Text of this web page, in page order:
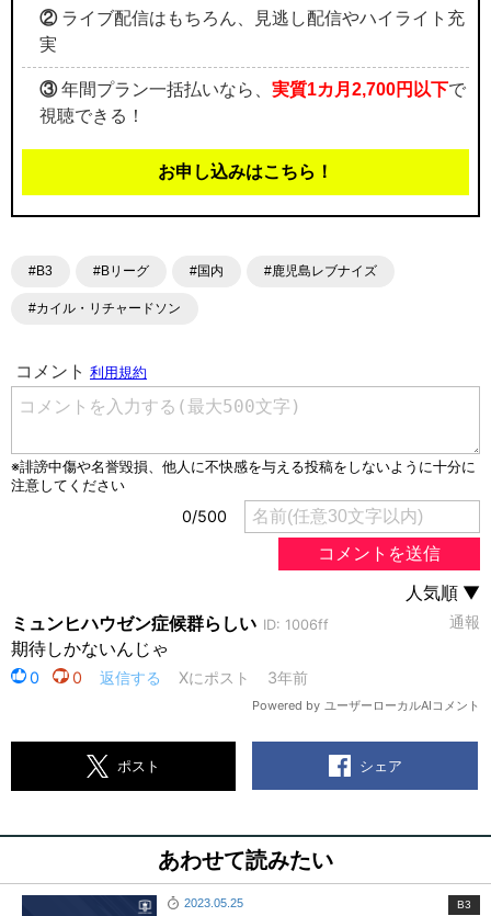
②ライブ配信はもちろん、見逃し配信やハイライト充
実
③年間プラン一括払いなら、 実質1カ月2,700円以下で
視聴できる！
お申し込みはこちら！
#B3 #Bリーグ #国内 #鹿児島レブナイズ
#カイル・リチャードソン
ポスト シェア
あわせて読みたい
2023.05.25 B3